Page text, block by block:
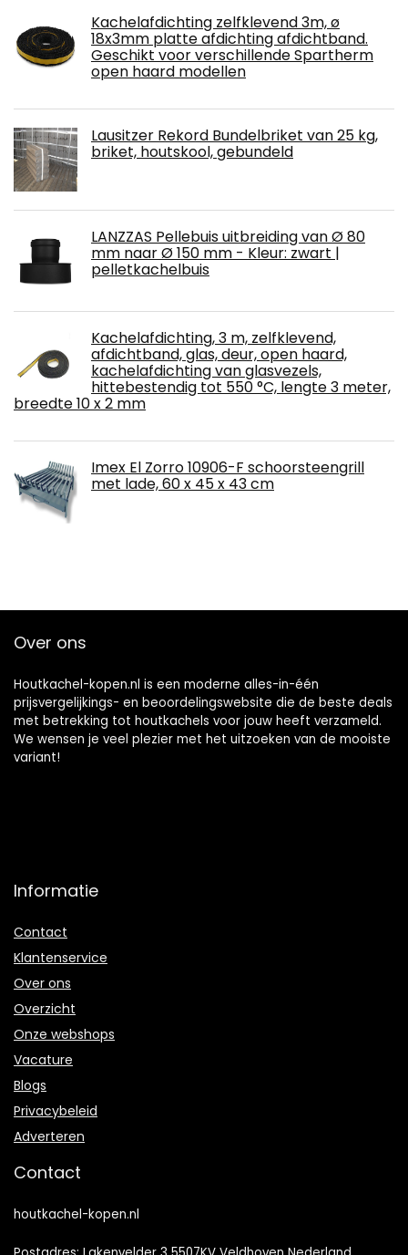
Kachelafdichting zelfklevend 3m, ø
18x3mm platte afdichting afdichtband.
Geschikt voor verschillende Spartherm
open haard modellen
Lausitzer Rekord Bundelbriket van 25 kg,
briket, houtskool, gebundeld
LANZZAS Pellebuis uitbreiding van Ø 80
mm naar Ø 150 mm - Kleur: zwart |
pelletkachelbuis
Kachelafdichting, 3 m, zelfklevend,
afdichtband, glas, deur, open haard,
kachelafdichting van glasvezels,
hittebestendig tot 550 °C, lengte 3 meter,
breedte 10 x 2 mm
Imex El Zorro 10906-F schoorsteengrill
met lade, 60 x 45 x 43 cm
Over ons
Houtkachel-kopen.nl is een moderne alles-in-één
prijsvergelijkings- en beoordelingswebsite die de beste deals
met betrekking tot houtkachels voor jouw heeft verzameld.
We wensen je veel plezier met het uitzoeken van de mooiste
variant!
Informatie
Contact
Klantenservice
Over ons
Overzicht
Onze webshops
Vacature
Blogs
Privacybeleid
Adverteren
Contact
houtkachel-kopen.nl